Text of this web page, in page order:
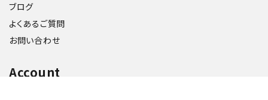
ブログ
よくあるご質問
お問い合わせ
Account